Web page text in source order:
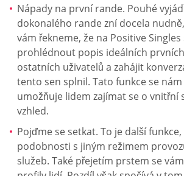
Nápady na první rande. Pouhé
dokonalého rande zní docela
vám řekneme, že na Positive
prohlédnout popis ideálních
ostatních uživatelů a zahájit
tento sen splnil. Tato funkce se
umožňuje lidem zajímat se o vnitřní
vzhled.
Pojďme se setkat. To je další
podobnosti s jiným režimem
služeb. Také přejetím prstem se